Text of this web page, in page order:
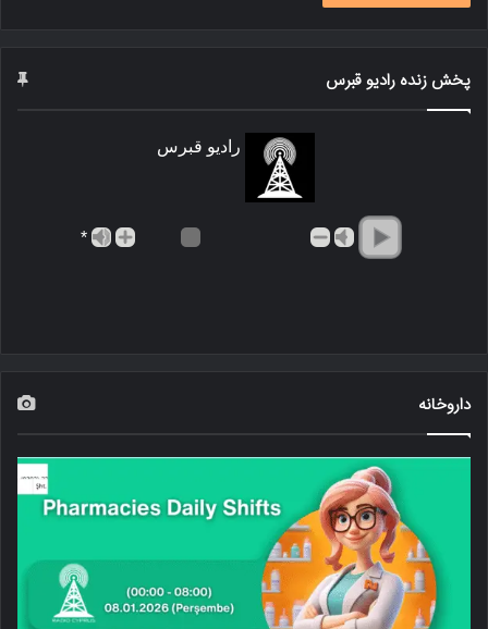
پخش زنده رادیو قبرس
رادیو قبرس
*
داروخانه